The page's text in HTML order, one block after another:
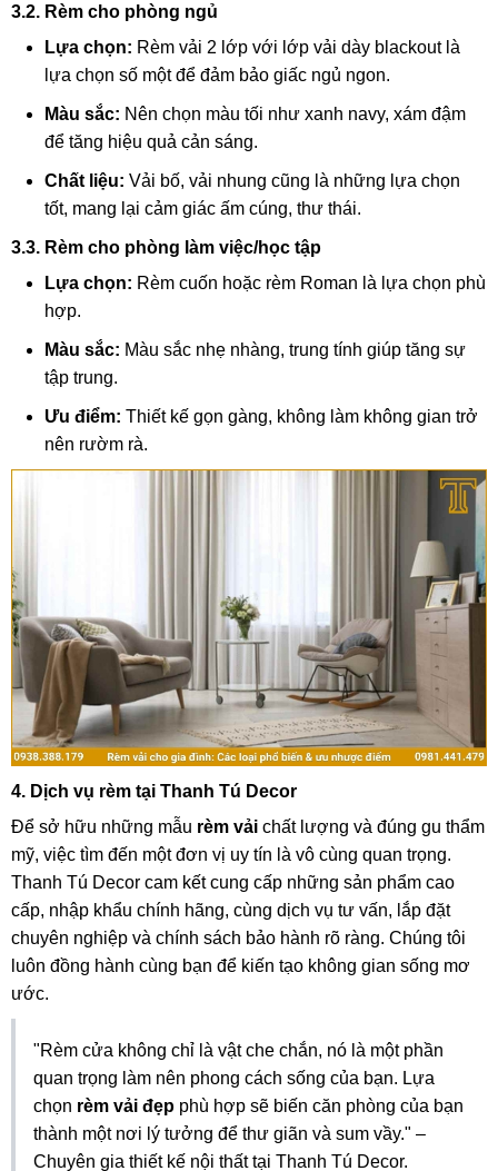
3.2. Rèm cho phòng ngủ
Lựa chọn: Rèm vải 2 lớp với lớp vải dày blackout là
lựa chọn số một để đảm bảo giấc ngủ ngon.
Màu sắc: Nên chọn màu tối như xanh navy, xám đậm
để tăng hiệu quả cản sáng.
Chất liệu: Vải bố, vải nhung cũng là những lựa chọn
tốt, mang lại cảm giác ấm cúng, thư thái.
3.3. Rèm cho phòng làm việc/học tập
Lựa chọn: Rèm cuốn hoặc rèm Roman là lựa chọn phù
hợp.
Màu sắc: Màu sắc nhẹ nhàng, trung tính giúp tăng sự
tập trung.
Ưu điểm: Thiết kế gọn gàng, không làm không gian trở
nên rườm rà.
4. Dịch vụ rèm tại Thanh Tú Decor
Để sở hữu những mẫu rèm vải chất lượng và đúng gu thẩm
mỹ, việc tìm đến một đơn vị uy tín là vô cùng quan trọng.
Thanh Tú Decor cam kết cung cấp những sản phẩm cao
cấp, nhập khẩu chính hãng, cùng dịch vụ tư vấn, lắp đặt
chuyên nghiệp và chính sách bảo hành rõ ràng. Chúng tôi
luôn đồng hành cùng bạn để kiến tạo không gian sống mơ
ước.
"Rèm cửa không chỉ là vật che chắn, nó là một phần
quan trọng làm nên phong cách sống của bạn. Lựa
chọn rèm vải đẹp phù hợp sẽ biến căn phòng của bạn
thành một nơi lý tưởng để thư giãn và sum vầy." –
Chuyên gia thiết kế nội thất tại Thanh Tú Decor.